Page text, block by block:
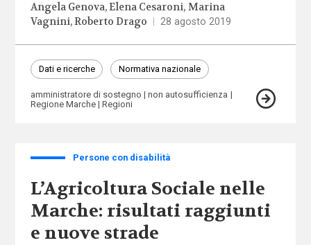
Angela Genova Elena Cesaroni Marina
Vagnini Roberto Drago 28 agosto 2019
Dati e ricerche Normativa nazionale
amministratore di sostegno
non autosufficienza
Regione Marche
Regioni
Persone con disabilità
L’Agricoltura Sociale nelle
Marche: risultati raggiunti
e nuove strade